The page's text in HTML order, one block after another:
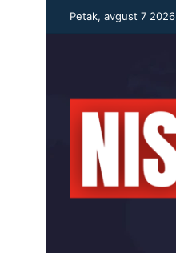
Petak, avgust 7 2026